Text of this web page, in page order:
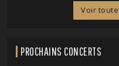
Voir
PROCHAINS CONCERTS